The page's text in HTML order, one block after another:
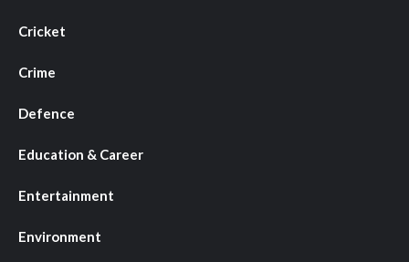
Cricket
Crime
Defence
Education & Career
Entertainment
Environment